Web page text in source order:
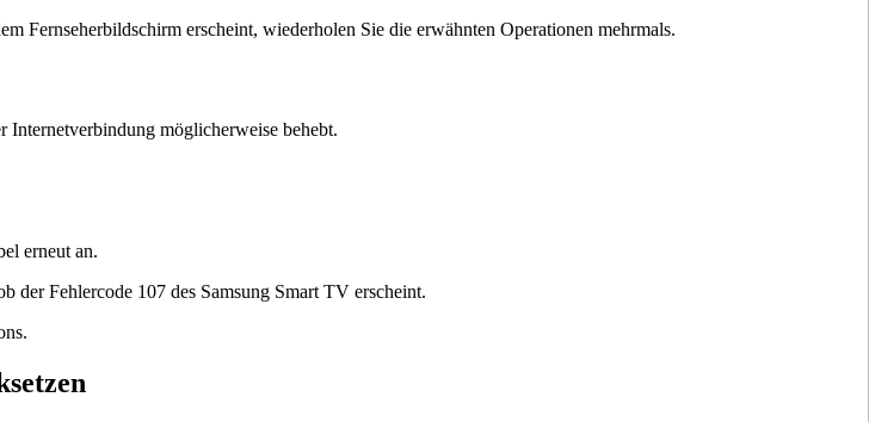
Fernseherbildschirm erscheint, wiederholen Sie die erwähnten Operationen mehrmals.
Internetverbindung möglicherweise behebt.
erneut an.
der Fehlercode 107 des Samsung Smart TV erscheint.